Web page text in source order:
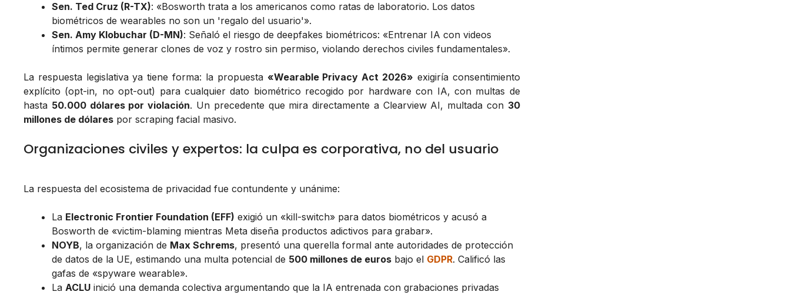
Sen. Ted Cruz (R-TX): «Bosworth trata a los americanos como ratas de laboratorio. Los datos
biométricos de wearables no son un 'regalo del usuario'».
Sen. Amy Klobuchar (D-MN): Señaló el riesgo de deepfakes biométricos: «Entrenar IA con videos
íntimos permite generar clones de voz y rostro sin permiso, violando derechos civiles fundamentales».
La respuesta legislativa ya tiene forma: la propuesta «Wearable Privacy Act 2026» exigiría consentimiento
explícito (opt-in, no opt-out) para cualquier dato biométrico recogido por hardware con IA, con multas de
hasta 50.000 dólares por violación. Un precedente que mira directamente a Clearview AI, multada con 30
millones de dólares por scraping facial masivo.
Organizaciones civiles y expertos: la culpa es corporativa, no del usuario
La respuesta del ecosistema de privacidad fue contundente y unánime:
La Electronic Frontier Foundation (EFF) exigió un «kill-switch» para datos biométricos y acusó a
Bosworth de «victim-blaming mientras Meta diseña productos adictivos para grabar».
NOYB, la organización de Max Schrems, presentó una querella formal ante autoridades de protección
de datos de la UE, estimando una multa potencial de 500 millones de euros bajo el GDPR. Calificó las
gafas de «spyware wearable».
La ACLU inició una demanda colectiva argumentando que la IA entrenada con grabaciones privadas